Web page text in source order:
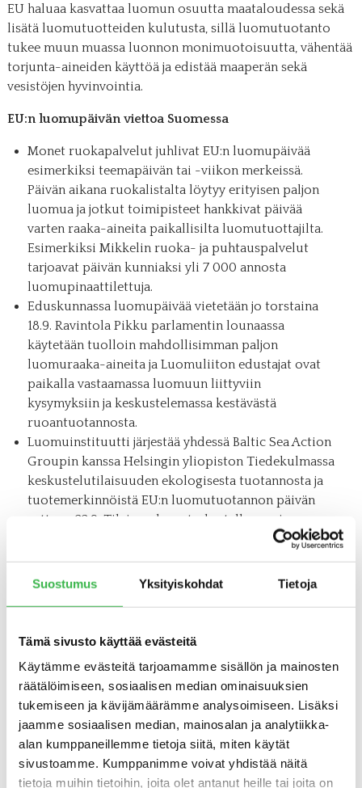
Suostumus Yksityiskohdat Tietoja
Tämä sivusto käyttää evästeitä
Käytämme evästeitä tarjoamamme sisällön ja mainosten
räätälöimiseen, sosiaalisen median ominaisuuksien
tukemiseen ja kävijämäärämme analysoimiseen. Lisäksi
jaamme sosiaalisen median, mainosalan ja analytiikka-
alan kumppaneillemme tietoja siitä, miten käytät
sivustoamme. Kumppanimme voivat yhdistää näitä
tietoja muihin tietoihin, joita olet antanut heille tai joita on
EU haluaa kasvattaa luomun osuutta maataloudessa sekä
lisätä luomutuotteiden kulutusta, sillä luomutuotanto
tukee muun muassa luonnon monimuotoisuutta, vähentää
torjunta-aineiden käyttöä ja edistää maaperän sekä
vesistöjen hyvinvointia.
EU:n luomupäivän viettoa Suomessa
Monet ruokapalvelut juhlivat EU:n luomupäivää
esimerkiksi teemapäivän tai -viikon merkeissä.
Päivän aikana ruokalistalta löytyy erityisen paljon
luomua ja jotkut toimipisteet hankkivat päivää
varten raaka-aineita paikallisilta luomutuottajilta.
Esimerkiksi Mikkelin ruoka- ja puhtauspalvelut
tarjoavat päivän kunniaksi yli 7 000 annosta
luomupinaattilettuja.
Eduskunnassa luomupäivää vietetään jo torstaina
18.9. Ravintola Pikku parlamentin lounaassa
käytetään tuolloin mahdollisimman paljon
luomuraaka-aineita ja Luomuliiton edustajat ovat
paikalla vastaamassa luomuun liittyviin
kysymyksiin ja keskustelemassa kestävästä
ruoantuotannosta.
Luomuinstituutti järjestää yhdessä Baltic Sea Action
Groupin kanssa Helsingin yliopiston Tiedekulmassa
keskustelutilaisuuden ekologisesta tuotannosta ja
tuotemerkinnöistä EU:n luomutuotannon päivän
aattona 22.9. Tilaisuudessa tarkastellaan eri
tuotantomenetelmiä tutkimuksen näkökulmasta.
luomupäivää luomuaamiaisen merkeissä.
henkilökunta, valtion ravitsemusneuvottelukunta
metsätalousministeriön
elintarviketurvallisuusjohtaja, yksikön päällikkö
Sebastian Hielm. Tilaisuudessa kuullaan myös
Luomuliiton sekä Luomuinstituutin edustajien
terveiset ja ajankohtaiset kuulumiset luomualalta.
Lisäksi monet yritykset, kaupat ja alueelliset